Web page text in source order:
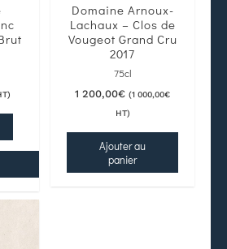
Domaine Arnoux-
Lachaux – Clos de
Vougeot Grand Cru
2017
75cl
1 200,00€ (1 000,00€
HT)
Ajouter au
panier